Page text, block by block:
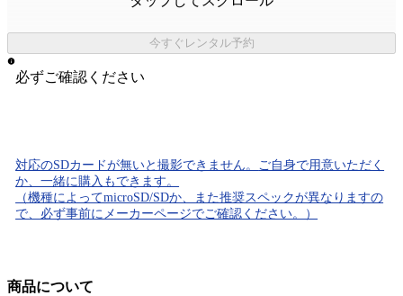
今すぐレンタル予約
必ずご確認ください
対応のSDカードが無いと撮影できません。 ご自身で用意いただく
か、一緒に購入もできます。
（機種によってmicroSD/SDか、また推奨スペックが異なりますの
で、必ず事前にメーカーページでご確認ください。）
商品について